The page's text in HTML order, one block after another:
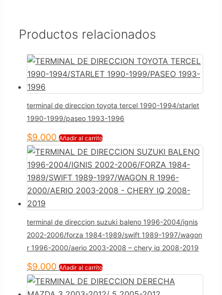
Productos relacionados
terminal de direccion toyota tercel 1990-1994/starlet
1990-1999/paseo 1993-1996
$9.000 Añadir al carrito
terminal de direccion suzuki baleno 1996-2004/ignis
2002-2006/forza 1984-1989/swift 1989-1997/wagon
r 1996-2000/aerio 2003-2008 – chery iq 2008-2019
$9.000 Añadir al carrito